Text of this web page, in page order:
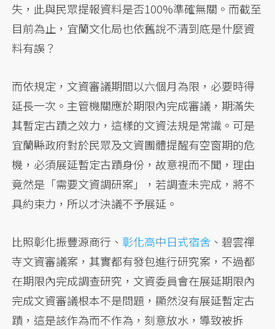
失，此與民眾提報資料是否100%準確無關。而截至
目前為止，宜蘭文化局也依舊說不清到底是什麼資
料有誤？
而依規定，文資審議期間以六個月為限，必要時得
延長一次。主管機關應於期限內完成審議，期滿失
其暫定古蹟之效力，這樣的文資法規是常識。可是
宜蘭縣政府對於民眾及文資團體提醒有空窗期的危
機，必須展延暫定古蹟身份，故意視而不聞，理由
竟然是「需要文資調研案」，若調查未完成，將不
具約束力，所以才決議不予展延。
比照彰化振豐源商行、 彰化高中日式宿舍 、碧雲禪
寺文資審議案，其實都有發包進行研究案，不過都
在期限內完成調查研究，文資委員會在展延期限內
完成文資審議根本不是問題，顯然沒有展延暫定古
蹟，這是該作為而不作為，刻意放水，導致被拆